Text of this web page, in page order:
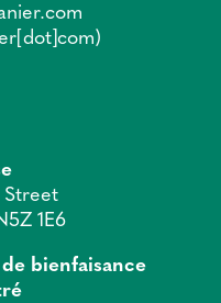
Street
1E6
bienfaisance